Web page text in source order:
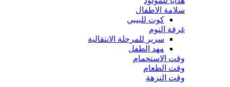
سلامة الاطفال
كوت للبيبي
غرفة النوم
سرير للمرحلة الانتقالية
مهد الطفل
وقت الاستحمام
وقت الطعام
وقت النزهة